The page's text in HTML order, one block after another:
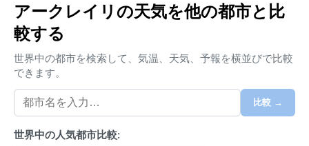
この街の気候は、ケッペンの気候区分では冷帯湿潤気
候（Dfc）または亜寒帯に近い性質を持つ。夏は涼し
（白夜）過ごしやすい。冬は氷点下が続き、厳しい寒
さと雪が訪れる。年間を通じて降水は多く、特に秋か
ら冬にかけては雨や雪の日が続く。湿度は高めで、曇
りの日も多い。旅行の際は、防水性のあるアウターと
重ね着できるウールの衣類が必須となる。
アークレイリの天気を他の都市と比
較する
世界中の都市を検索して、気温、天気、予報を横並びで比較
できます。
比較 →
世界中の人気都市比較: